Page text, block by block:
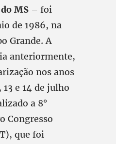
MS – foi
de 1986, na
Grande. A
anteriormente,
nos anos
13 e 14 de julho
a 8°
Congresso
que foi